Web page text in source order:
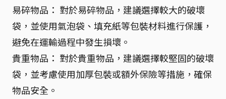
易碎物品： 對於易碎物品，建議選擇較大的破壞
袋，並使用氣泡袋、填充紙等包裝材料進行保護，
避免在運輸過程中發生損壞。
貴重物品： 對於貴重物品，建議選擇較堅固的破壞
袋，並考慮使用加厚包裝或額外保險等措施，確保
物品安全。